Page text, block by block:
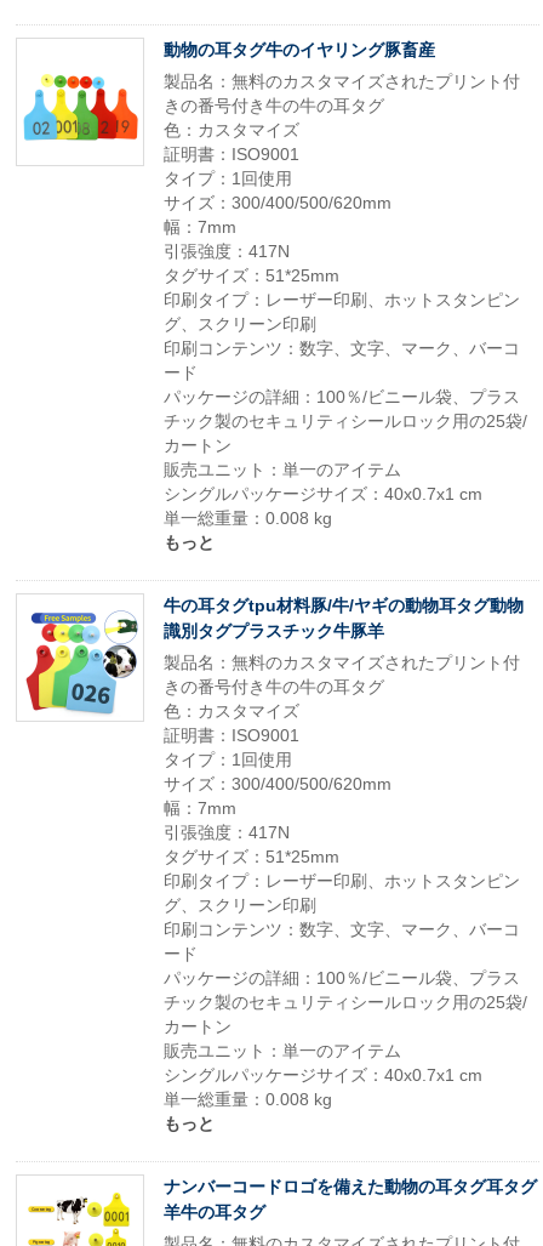
動物の耳タグ牛のイヤリング豚畜産
製品名：無料のカスタマイズされたプリント付
きの番号付き牛の牛の耳タグ
色：カスタマイズ
証明書：ISO9001
タイプ：1回使用
サイズ：300/400/500/620mm
幅：7mm
引張強度：417N
タグサイズ：51*25mm
印刷タイプ：レーザー印刷、ホットスタンピン
グ、スクリーン印刷
印刷コンテンツ：数字、文字、マーク、バーコ
ード
パッケージの詳細：100％/ビニール袋、プラス
チック製のセキュリティシールロック用の25袋/
カートン
販売ユニット：単一のアイテム
シングルパッケージサイズ：40x0.7x1 cm
単一総重量：0.008 kg
もっと
牛の耳タグtpu材料豚/牛/ヤギの動物耳タグ動物
識別タグプラスチック牛豚羊
製品名：無料のカスタマイズされたプリント付
きの番号付き牛の牛の耳タグ
色：カスタマイズ
証明書：ISO9001
タイプ：1回使用
サイズ：300/400/500/620mm
幅：7mm
引張強度：417N
タグサイズ：51*25mm
印刷タイプ：レーザー印刷、ホットスタンピン
グ、スクリーン印刷
印刷コンテンツ：数字、文字、マーク、バーコ
ード
パッケージの詳細：100％/ビニール袋、プラス
チック製のセキュリティシールロック用の25袋/
カートン
販売ユニット：単一のアイテム
シングルパッケージサイズ：40x0.7x1 cm
単一総重量：0.008 kg
もっと
ナンバーコードロゴを備えた動物の耳タグ耳タグ
羊牛の耳タグ